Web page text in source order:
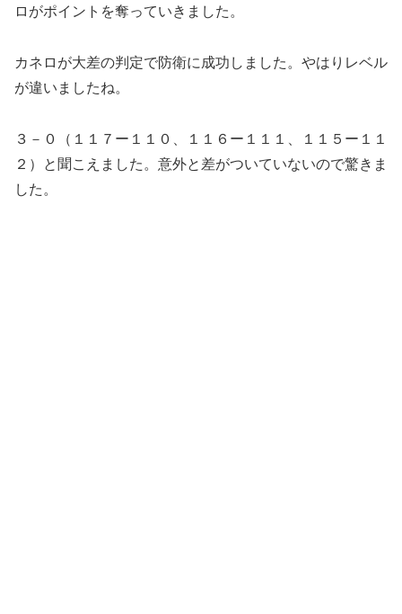
ロがポイントを奪っていきました。
カネロが大差の判定で防衛に成功しました。やはりレベル
が違いましたね。
３－０（１１７ー１１０、１１６ー１１１、１１５ー１１
２）と聞こえました。意外と差がついていないので驚きま
した。